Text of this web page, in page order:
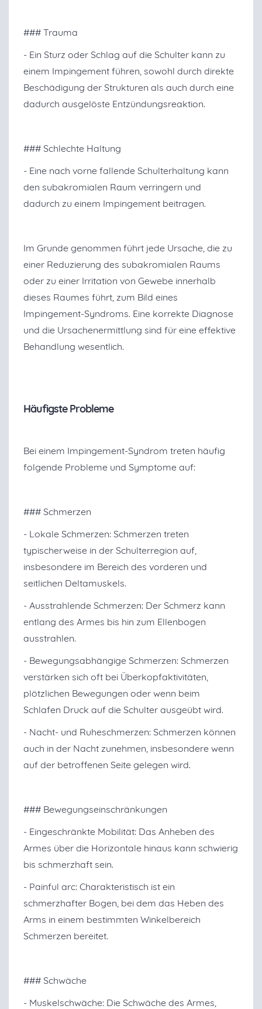
### Trauma
- Ein Sturz oder Schlag auf die Schulter kann zu
einem Impingement führen, sowohl durch direkte
Beschädigung der Strukturen als auch durch eine
dadurch ausgelöste Entzündungsreaktion.
### Schlechte Haltung
- Eine nach vorne fallende Schulterhaltung kann
den subakromialen Raum verringern und
dadurch zu einem Impingement beitragen.
Im Grunde genommen führt jede Ursache, die zu
einer Reduzierung des subakromialen Raums
oder zu einer Irritation von Gewebe innerhalb
dieses Raumes führt, zum Bild eines
Impingement-Syndroms. Eine korrekte Diagnose
und die Ursachenermittlung sind für eine effektive
Behandlung wesentlich.
Häufigste Probleme
Bei einem Impingement-Syndrom treten häufig
folgende Probleme und Symptome auf:
### Schmerzen
- Lokale Schmerzen: Schmerzen treten
typischerweise in der Schulterregion auf,
insbesondere im Bereich des vorderen und
seitlichen Deltamuskels.
- Ausstrahlende Schmerzen: Der Schmerz kann
entlang des Armes bis hin zum Ellenbogen
ausstrahlen.
- Bewegungsabhängige Schmerzen: Schmerzen
verstärken sich oft bei Überkopfaktivitäten,
plötzlichen Bewegungen oder wenn beim
Schlafen Druck auf die Schulter ausgeübt wird.
- Nacht- und Ruheschmerzen: Schmerzen können
auch in der Nacht zunehmen, insbesondere wenn
auf der betroffenen Seite gelegen wird.
### Bewegungseinschränkungen
- Eingeschränkte Mobilität: Das Anheben des
Armes über die Horizontale hinaus kann schwierig
bis schmerzhaft sein.
- Painful arc: Charakteristisch ist ein
schmerzhafter Bogen, bei dem das Heben des
Arms in einem bestimmten Winkelbereich
Schmerzen bereitet.
### Schwäche
- Muskelschwäche: Die Schwäche des Armes,